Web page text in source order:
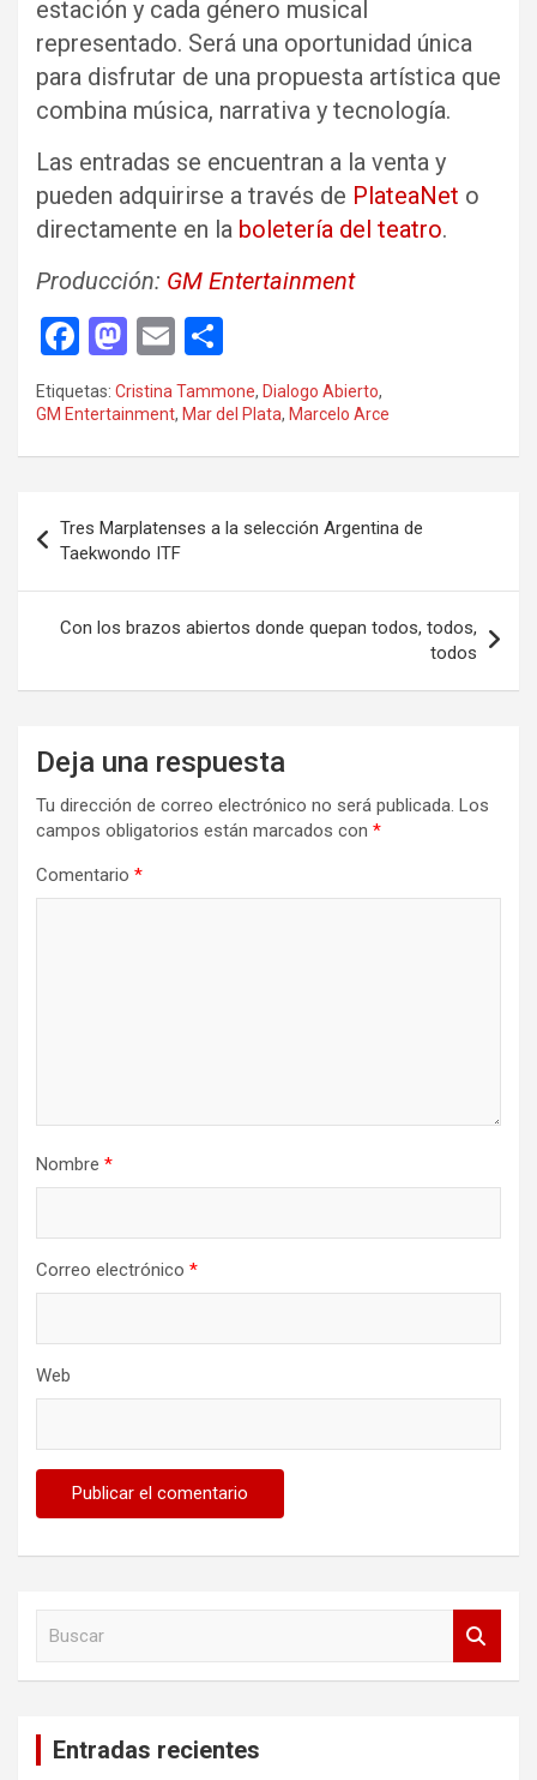
estación y cada género musical
representado. Será una oportunidad única
para disfrutar de una propuesta artística que
combina música, narrativa y tecnología.
Las entradas se encuentran a la venta y
pueden adquirirse a través de PlateaNet o
directamente en la boletería del teatro.
Producción: GM Entertainment
F
a
ce
b
o
k
M
a
st
o
o
n
E
m
ail m
p
tir
Etiquetas: Cristina Tammone, Dialogo Abierto,
GM Entertainment, Mar del Plata, Marcelo Arce
de
entradas
Tres Marplatenses a la selección Argentina de
Taekwondo ITF
Con los brazos abiertos donde quepan todos, todos,
todos
Deja una respuesta
Tu dirección de correo electrónico no será publicada. Los
campos obligatorios están marcados con *
Comentario *
Nombre *
Correo electrónico *
Web
Entradas recientes